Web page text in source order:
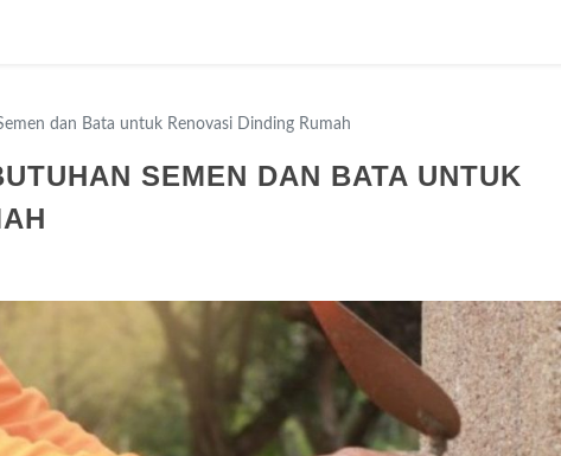
dan Bata untuk Renovasi Dinding Rumah
SEMEN DAN BATA UNTUK